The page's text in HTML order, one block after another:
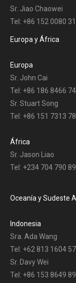
Sr. Jiao Chaowei
Tel: +86 152 0080
Europa y África
Europa
Sr. John Cai
Tel: +86 186 8466
Sr. Stuart Song
Tel: +86 151 7313
África
Sr. Jason Liao
Tel: +234 704 790
Oceanía y Sudeste
Indonesia
Sra. Ada Wang
Tel: +62 813 1604
Sr. Davy Wei
Tel: +86 153 8649